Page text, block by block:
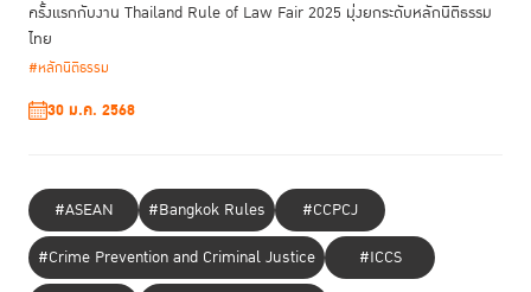
ครั้งแรกกับงาน Thailand Rule of Law Fair 2025 มุ่งยกระดับหลักนิติธรรม
ไทย
#หลักนิติธรรม
30 ม.ค. 2568
#ASEAN #Bangkok Rules
#CCPCJ
#Crime Prevention and Criminal Justice
#ICCS